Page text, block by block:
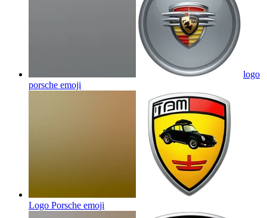
logo
porsche emoji
Logo Porsche emoji